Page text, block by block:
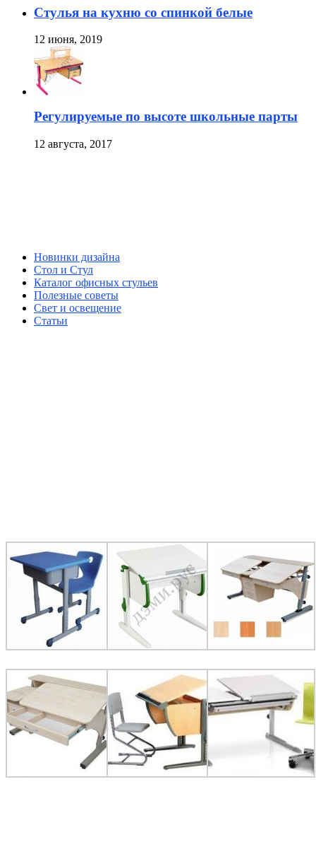
Стулья на кухню со спинкой белые
12 июня, 2019
Регулируемые по высоте школьные парты
12 августа, 2017
Новинки дизайна
Стол и Стул
Каталог офисных стульев
Полезные советы
Свет и освещение
Статьи